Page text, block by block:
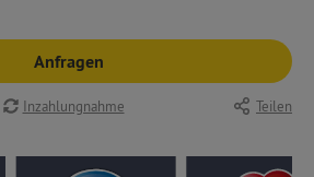
Anfragen
Inzahlungnahme Teilen